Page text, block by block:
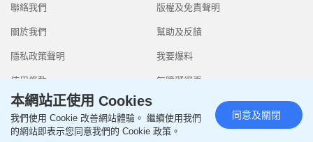
聯絡我們
關於我們
隱私政策聲明
使用條款
版權及免責聲明
幫助及反饋
我要爆料
無障礙網頁
Copyright © 2026 SingTao Ltd.All rights reserved.
本網站正使用 Cookies
我們使用 Cookie 改善網站體驗。 繼續使用我們
的網站即表示您同意我們的 Cookie 政策。
同意及關閉